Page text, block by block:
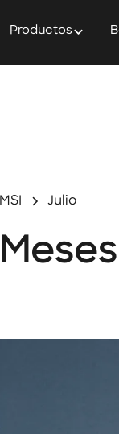
Productos
MSI Julio